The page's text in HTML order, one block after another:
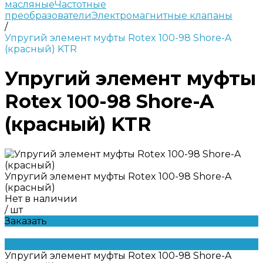
масляныеЧастотные
преобразователиЭлектромагнитные клапаны
/
Упругий элемент муфты Rotex 100-98 Shore-A
(красный) KTR
Упругий элемент муфты
Rotex 100-98 Shore-A
(красный) KTR
Упругий элемент муфты Rotex 100-98 Shore-A
(красный)
Нет в наличии
/ шт
Заказать
Упругий элемент муфты Rotex 100-98 Shore-A